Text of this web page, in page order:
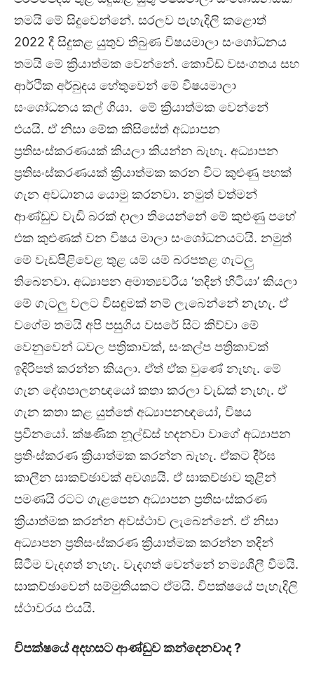
තමයි මේ සිදුවෙන්නේ. සරලව පැහැදිලි කළොත්
2022 දී සිදුකළ යුතුව තිබුණ විෂයමාලා සංශෝධනය
තමයි මේ ක්‍රියාත්මක වෙන්නේ. කොවිඩ් වසංගතය සහ
ආර්ථික අර්බුදය හේතුවෙන් මේ විෂයමාලා
සංශෝධනය කල් ගියා. මේ ක්‍රියාත්මක වෙන්නේ
එයයි. ඒ නිසා මේක කිසිසේත් අධ්‍යාපන
ප්‍රතිසංස්කරණයක් කියලා කියන්න බැහැ. අධ්‍යාපන
ප්‍රතිසංස්කරණයක් ක්‍රියාත්මක කරන විට කුළුණු පහක්
ගැන අවධානය යොමු කරනවා. නමුත් වත්මන්
ආණ්ඩුව වැඩි බරක් දාලා තියෙන්නේ මේ කුළුණු පහේ
එක කුළුණක් වන විෂය මාලා සංශෝධනයටයි. නමුත්
මේ වැඩපිළිවෙළ තුළ යම් යම් බරපතළ ගැටලු
තිබෙනවා. අධ්‍යාපන අමාත්‍යවරිය ‘තදින් හිටියා’ කියලා
මේ ගැටලු වලට විසඳුමක් නම් ලැබෙන්නේ නැහැ. ඒ
වගේම තමයි අපි පසුගිය වසරේ සිට කිව්වා මේ
වෙනුවෙන් ධවල පත්‍රිකාවක්, සංකල්ප පත්‍රිකාවක්
ඉදිරිපත් කරන්න කියලා. ඒත් ඒක වුණේ නැහැ. මේ
ගැන දේශපාලනඥයෝ කතා කරලා වැඩක් නැහැ. ඒ
ගැන කතා කළ යුත්තේ අධ්‍යාපනඥයෝ, විෂය
ප්‍රවීනයෝ. ක්ෂණික නූල්ඩ්ස් හදනවා වාගේ අධ්‍යාපන
ප්‍රතිංස්කරණ ක්‍රියාත්මක කරන්න බැහැ. ඒකට දීර්ඝ
කාලීන සාකච්ඡාවක් අවශ්‍යයි. ඒ සාකච්ඡාව තුළින්
පමණයි රටට ගැළපෙන අධ්‍යාපන ප්‍රතිසංස්කරණ
ක්‍රියාත්මක කරන්න අවස්ථාව ලැබෙන්නේ. ඒ නිසා
අධ්‍යාපන ප්‍රතිසංස්කරණ ක්‍රියාත්මක කරන්න තදින්
සිටීම වැදගත් නැහැ. වැදගත් වෙන්නේ නම්‍යශීලී වීමයි.
සාකච්ඡාවෙන් සම්මුතියකට ඒමයි. විපක්ෂයේ පැහැදිලි
ස්ථාවරය එයයි.
විපක්ෂයේ අදහසට ආණ්ඩුව කන්දෙනවාද ?